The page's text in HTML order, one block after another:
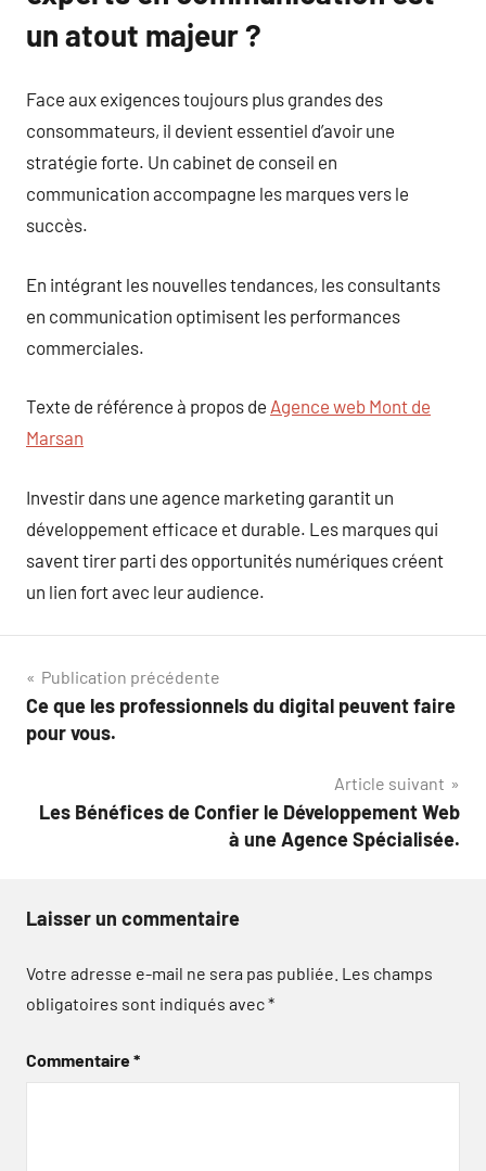
un atout majeur ?
Face aux exigences toujours plus grandes des
consommateurs, il devient essentiel d’avoir une
stratégie forte. Un cabinet de conseil en
communication accompagne les marques vers le
succès.
En intégrant les nouvelles tendances, les consultants
en communication optimisent les performances
commerciales.
Texte de référence à propos de Agence web Mont de
Marsan
Investir dans une agence marketing garantit un
développement efficace et durable. Les marques qui
savent tirer parti des opportunités numériques créent
un lien fort avec leur audience.
Navigation
de
Publication précédente
Ce que les professionnels du digital peuvent faire
pour vous.
Article suivant
Les Bénéfices de Confier le Développement Web
à une Agence Spécialisée.
Laisser un commentaire
Votre adresse e-mail ne sera pas publiée. Les champs
obligatoires sont indiqués avec*
Commentaire*